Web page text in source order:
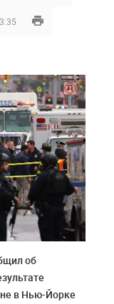
об
в Нью-Йорке